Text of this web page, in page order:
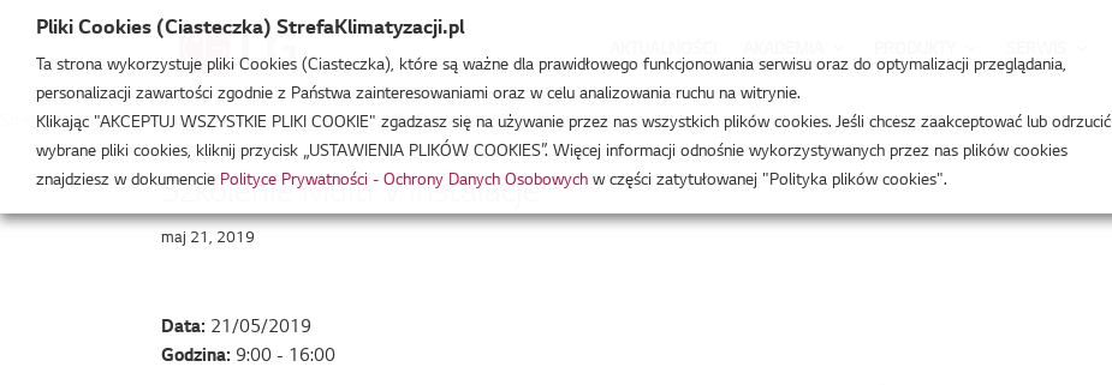
Strefa Klimatyzacji /Wydarzenia/MULTI V INSTALACJE/Szkolenie Multi V Instalacje
Szkolenie Multi V Instalacje
maj 21, 2019
Data: 21/05/2019
Godzina: 9:00 - 16:00
Pliki Cookies (Ciasteczka) StrefaKlimatyzacji.pl
Ta strona wykorzystuje pliki Cookies (Ciasteczka), które są ważne dla prawidłowego funkcjonowania serwisu oraz do optymalizacji przeglądania,
personalizacji zawartości zgodnie z Państwa zainteresowaniami oraz w celu analizowania ruchu na witrynie.
Klikając "AKCEPTUJ WSZYSTKIE PLIKI COOKIE" zgadzasz się na używanie przez nas wszystkich plików cookies. Jeśli chcesz zaakceptować lub odrzucić
wybrane pliki cookies, kliknij przycisk „USTAWIENIA PLIKÓW COOKIES”. Więcej informacji odnośnie wykorzystywanych przez nas plików cookies
znajdziesz w dokumencie Polityce Prywatności - Ochrony Danych Osobowych w części zatytułowanej "Polityka plików cookies".